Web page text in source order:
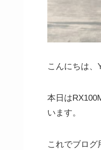
こんにちは、
本日は
います。
これでブログ